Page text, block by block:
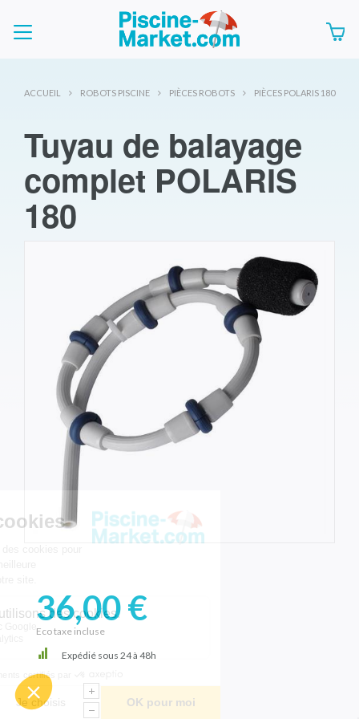
ACCUEIL ROBOTS PISCINE PIÈCES ROBOTS PIÈCES POLARIS 180
Tuyau de balayage
complet POLARIS
180
36,00 €
Eco taxe incluse
Expédié sous 24 à 48h